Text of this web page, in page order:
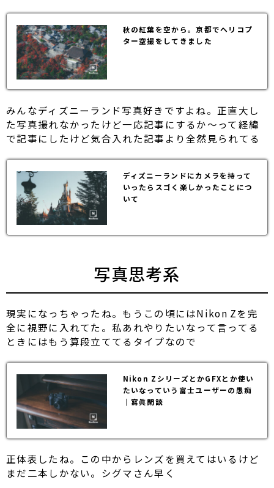
秋の紅葉を空から。京都でヘリコプ
ター空撮をしてきました
みんなディズニーランド写真好きですよね。正直大し
た写真撮れなかったけど一応記事にするか〜って経緯
で記事にしたけど気合入れた記事より全然見られてる
ディズニーランドにカメラを持って
いったらスゴく楽しかったことにつ
いて
写真思考系
現実になっちゃったね。もうこの頃にはNikon Zを完
全に視野に入れてた。私あれやりたいなって言ってる
ときにはもう算段立ててるタイプなので
Nikon ZシリーズとかGFXとか使い
たいなっていう富士ユーザーの愚痴
｜寫眞閑談
正体表したね。この中からレンズを買えてはいるけど
まだ二本しかない。シグマさん早く